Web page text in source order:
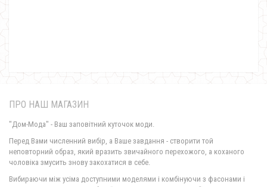
530.00грн.
ПРО НАШ МАГАЗИН
"Дом-Мода" - Ваш заповітний куточок моди.
Перед Вами численний вибір, а Ваше завдання - створити той
неповторний образ, який вразить звичайного перехожого, а коханого
чоловіка змусить знову закохатися в себе.
Вибираючи між усіма доступними моделями і комбінуючи з фасонами і